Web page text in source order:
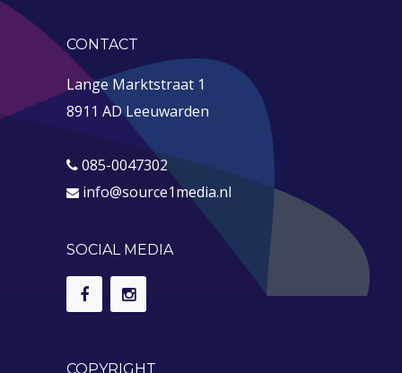
CONTACT
Lange Marktstraat 1
8911 AD Leeuwarden
085-0047302
info@source1media.nl
SOCIAL MEDIA
COPYRIGHT